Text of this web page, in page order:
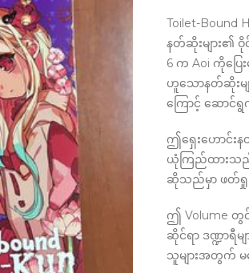
Toilet-Bound
နတ်ဆိုးများ၏
6 က Aoi ကိုပြေ
ဟူသောနတ်ဆိုးမျ
ကြောင့် ဆောင်
ဤရှေးဟောင်း
ယုံကြည်ထားသည်
ဆိုသည်မှာ ဖတ်ရှုသူ
ဤ Volume တွ
ဆိုင်ရာ ဒဏ္ဍာရီမ
သူများအတွက်